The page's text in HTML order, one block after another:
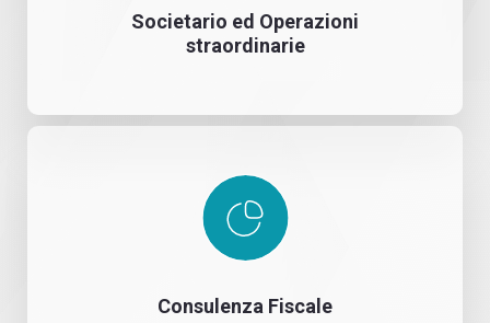
Societario ed Operazioni
straordinarie
Consulenza Fiscale